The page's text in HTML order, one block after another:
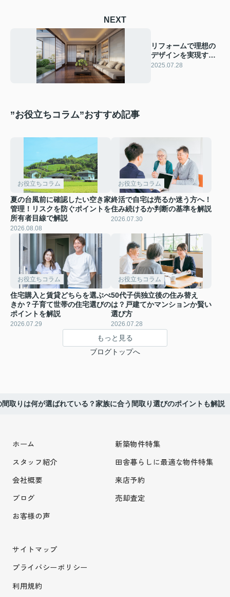
NEXT
リフォームで理想の
デザインを実現する
には？事例と選び方
2025.07.28
”お役立ちコラム”おすすめ記事
お役立ちコラム
夏の台風前に確認したい空き家
管理！リスクを防ぐポイントを
所有者目線で解説
2026.08.08
お役立ちコラム
終活で自宅は売るか迷う方へ！
住み続けるか判断の基準を解説
2026.07.30
お役立ちコラム
住宅購入と賃貸どちらを選ぶべ
きか？子育て世帯の住宅選びの
ポイントを解説
2026.07.29
お役立ちコラム
50代子供独立後の住み替え
は？戸建てかマンションか賢い
選び方
2026.07.28
もっと見る
ブログトップへ
取りは何が選ばれている？家族に合う間取り選びのポイントも解説
ホーム
スタッフ紹介
会社概要
ブログ
お客様の声
新築物件特集
田舎暮らしに最適な物件特集
来店予約
売却査定
サイトマップ
プライバシーポリシー
利用規約